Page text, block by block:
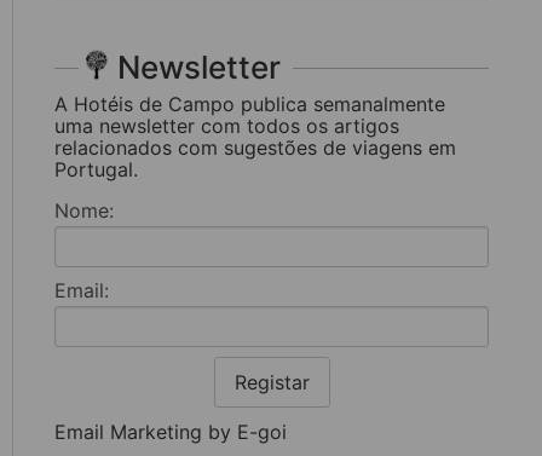
Newsletter
A Hotéis de Campo publica semanalmente
uma newsletter com todos os artigos
relacionados com sugestões de viagens em
Portugal.
Nome:
Email:
Registar
Email Marketing by E-goi